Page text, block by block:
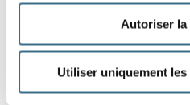
Autoriser la
Utiliser uniquement